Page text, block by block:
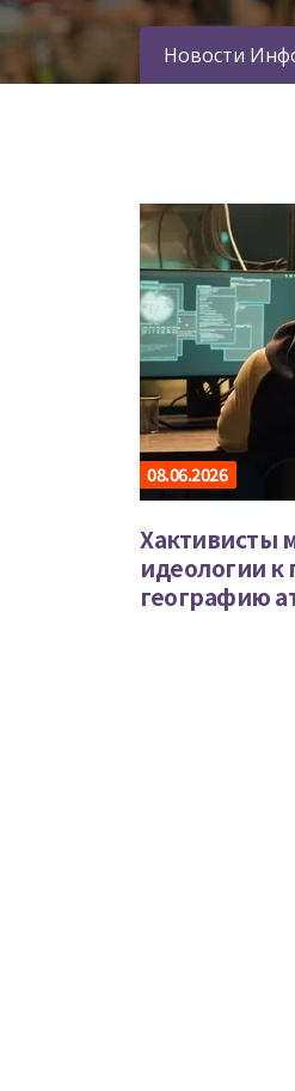
Новости
08.06.2026
Хактивисты
идеологии
географию